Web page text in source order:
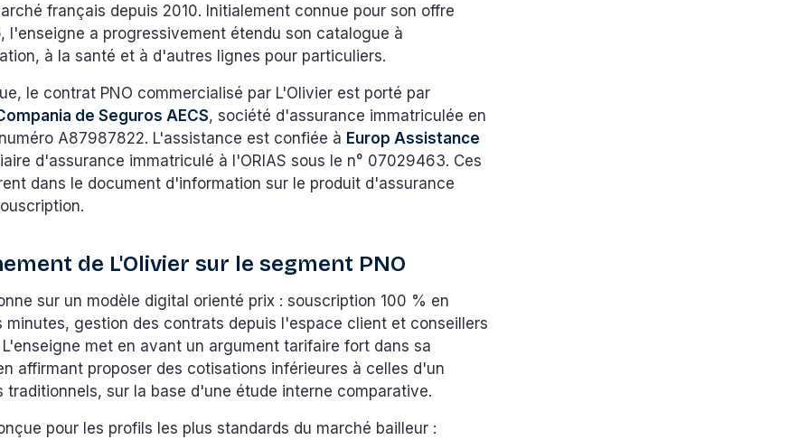
français depuis 2010. Initialement connue pour son offre
l'enseigne a progressivement étendu son catalogue à
à la santé et à d'autres lignes pour particuliers.
le contrat PNO commercialisé par L'Olivier est porté par
de Seguros AECS, société d'assurance immatriculée en
A87987822. L'assistance est confiée à Europ Assistance
d'assurance immatriculé à l'ORIAS sous le n° 07029463. Ces
dans le document d'information sur le produit d'assurance
de L'Olivier sur le segment PNO
sur un modèle digital orienté prix : souscription 100 % en
minutes, gestion des contrats depuis l'espace client et conseillers
L'enseigne met en avant un argument tarifaire fort dans sa
affirmant proposer des cotisations inférieures à celles d'un
traditionnels, sur la base d'une étude interne comparative.
pour les profils les plus standards du marché bailleur :